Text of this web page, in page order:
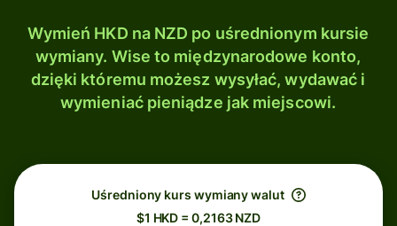
Wymień HKD na NZD po uśrednionym kursie
wymiany. Wise to międzynarodowe konto,
dzięki któremu możesz wysyłać, wydawać i
wymieniać pieniądze jak miejscowi.
Uśredniony kurs wymiany walut
$1 HKD = 0,2163 NZD